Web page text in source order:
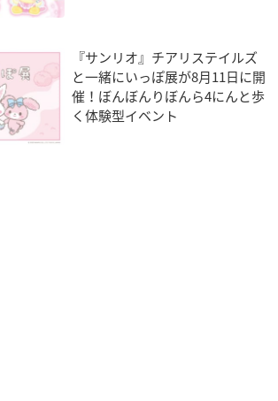
『サンリオ』チアリステイルズ
と一緒にいっぽ展が8月11日に開
催！ぼんぼんりぼんら4にんと歩
く体験型イベント